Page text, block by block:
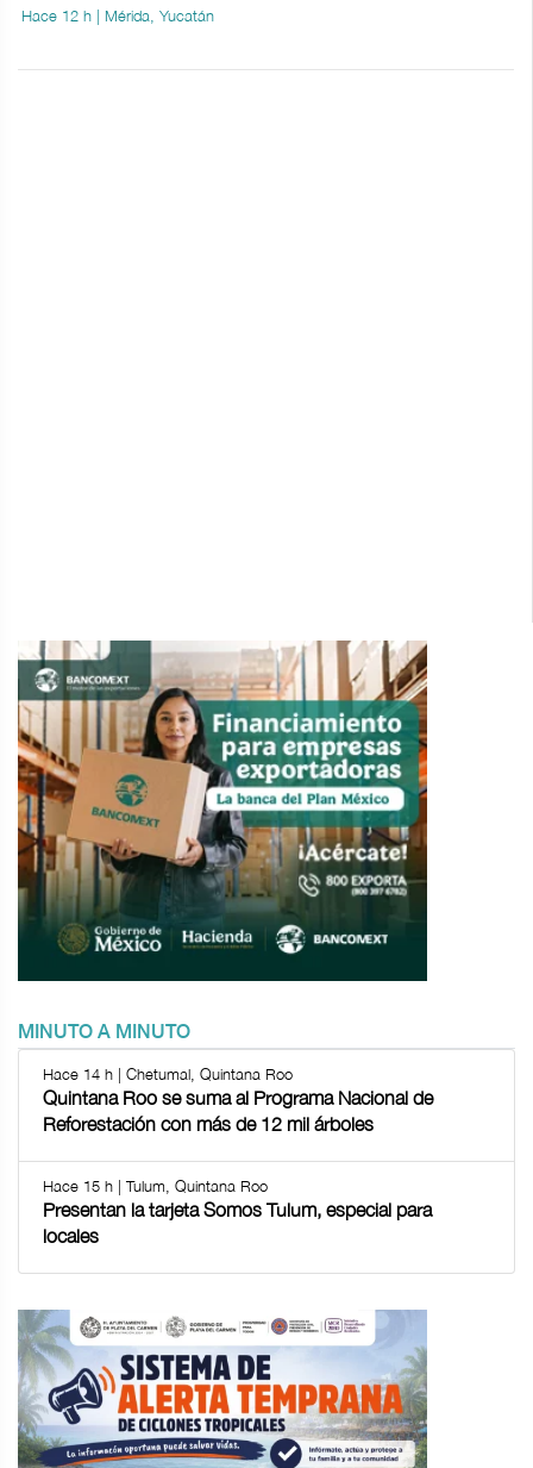
Hace 12 h | Mérida, Yucatán
MINUTO A MINUTO
Hace 14 h | Chetumal, Quintana Roo
Quintana Roo se suma al Programa Nacional de
Reforestación con más de 12 mil árboles
Hace 15 h | Tulum, Quintana Roo
Presentan la tarjeta Somos Tulum, especial para
locales